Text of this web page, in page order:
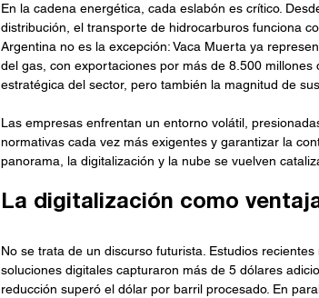
En la cadena energética, cada eslabón es crítico.
distribución, el transporte de hidrocarburos funciona
Argentina no es la excepción: Vaca Muerta ya
del gas, con exportaciones por más de 8.500
estratégica del sector, pero también la magnitud de
Las empresas enfrentan un entorno volátil,
normativas cada vez más exigentes y garantizar la
panorama, la digitalización y la nube se vuelven
La digitalización como
No se trata de un discurso futurista. Estudios
soluciones digitales capturaron más de 5 dólares
reducción superó el dólar por barril procesado. En